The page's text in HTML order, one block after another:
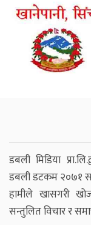
डबली मिडिया
डबली डटकम २०७१
हामीले खासगरी
सन्तुलित विचार र